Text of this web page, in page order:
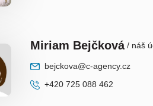
Miriam Bejčková / náš
bejckova@c-agency.cz
+420 725 088 462